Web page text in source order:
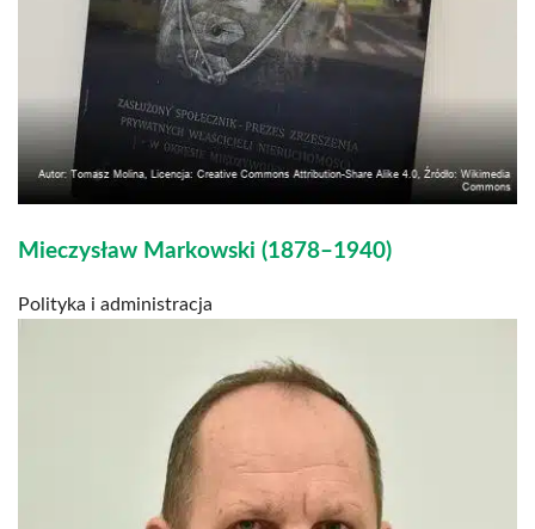
Mieczysław Markowski (1878–1940)
Polityka i administracja